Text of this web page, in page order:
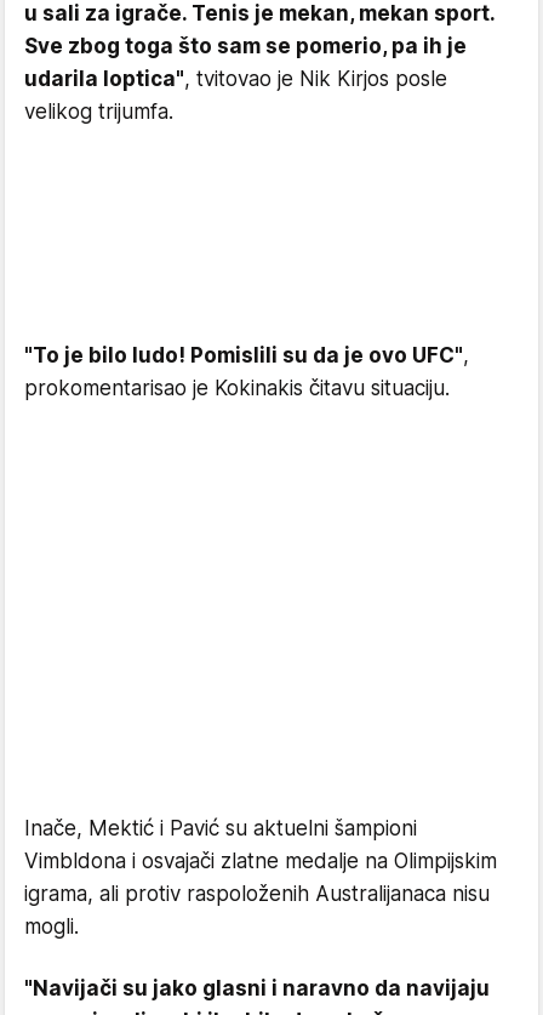
u sali za igrače. Tenis je mekan, mekan sport.
Sve zbog toga što sam se pomerio, pa ih je
udarila loptica", tvitovao je Nik Kirjos posle
velikog trijumfa.
"To je bilo ludo! Pomislili su da je ovo UFC",
prokomentarisao je Kokinakis čitavu situaciju.
Inače, Mektić i Pavić su aktuelni šampioni
Vimbldona i osvajači zlatne medalje na Olimpijskim
igrama, ali protiv raspoloženih Australijanaca nisu
mogli.
"Navijači su jako glasni i naravno da navijaju